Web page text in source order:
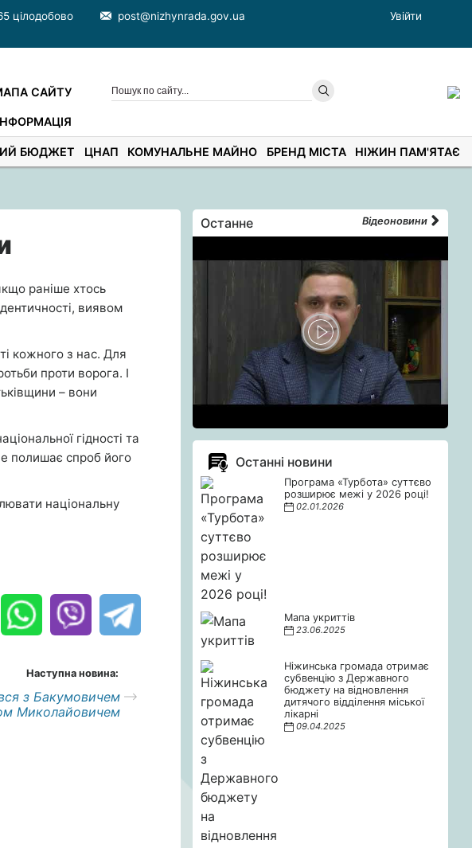
цілодобово post@nizhynrada.gov.ua
Увійти
САЙТУ
БЮДЖЕТ ЦНАП КОМУНАЛЬНЕ МАЙНО БРЕНД МІСТА НІЖИН ПАМ'ЯТАЄ
раніше хтось
виявом
кожного з нас. Для
проти ворога. І
– вони
гідності та
полишає спроб його
національну
Наступна новина:
з Бакумовичем
Миколайовичем
Останне Відеоновини
Останні новини
Програма «Турбота» суттєво
розширює межі у 2026 році!
02.01.2026
Мапа укриттів
23.06.2025
Ніжинська громада отримає
субвенцію з Державного
бюджету на відновлення
дитячого відділення міської
лікарні
09.04.2025